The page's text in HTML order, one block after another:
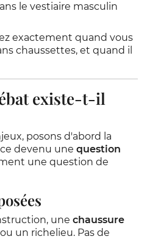
le vestiaire masculin
exactement quand vous
chaussettes, et quand il
existe-t-il
posons d'abord la
devenu une question
une question de
une chaussure
un richelieu. Pas de